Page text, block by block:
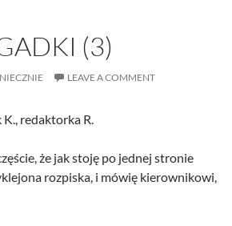
(3)
LEAVE A COMMENT
redaktorka R.
że jak stoję po jednej stronie
rozpiska, i mówię kierownikowi,